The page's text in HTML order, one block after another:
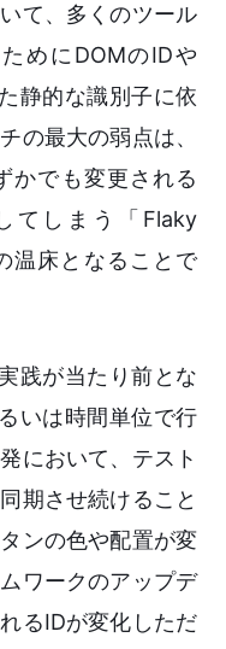
て、多くのツール
めにDOMのIDや
静的な識別子に依
の最大の弱点は、
かでも変更される
てしまう「Flaky
温床となることで
践が当たり前とな
いは時間単位で行
において、テスト
期させ続けること
ンの色や配置が変
ワークのアップデ
るIDが変化しただ